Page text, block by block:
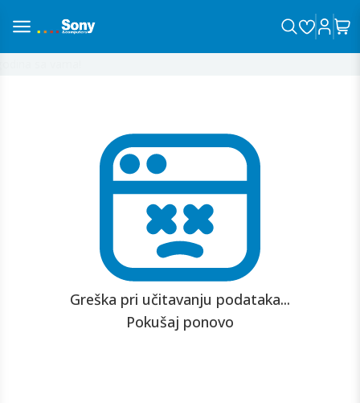
Greška pri učitavanju podataka...
Pokušaj ponovo